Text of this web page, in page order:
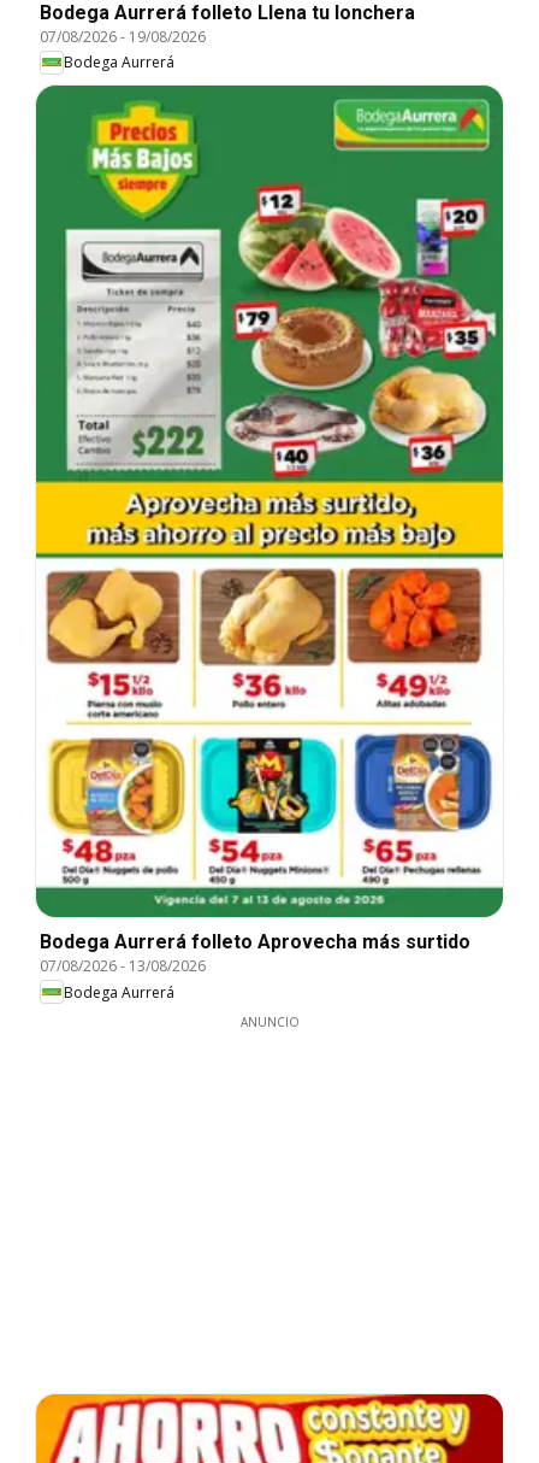
Bodega Aurrerá folleto Llena tu lonchera
07/08/2026- 19/08/2026
Bodega Aurrerá
Bodega Aurrerá folleto Aprovecha más surtido
07/08/2026- 13/08/2026
Bodega Aurrerá
ANUNCIO